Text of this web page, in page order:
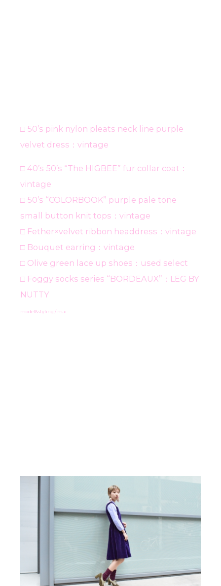
□ 50’s pink nylon pleats neck line purple
velvet dress：vintage
□ 40’s 50’s “The HIGBEE” fur collar coat：
vintage
□ 50’s “COLORBOOK” purple pale tone
small button knit tops：vintage
□ Fether×velvet ribbon headdress：vintage
□ Bouquet earring：vintage
□ Olive green lace up shoes：used select
□ Foggy socks series “BORDEAUX”：LEG BY
NUTTY
model&styling / mai